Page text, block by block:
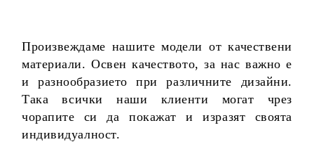
Произвеждаме нашите модели от качествени
материали. Освен качеството, за нас важно е
и разнообразието при различните дизайни.
Така всички наши клиенти могат чрез
чорапите си да покажат и изразят своята
индивидуалност.